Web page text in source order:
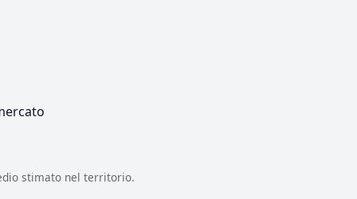
stimato nel territorio.